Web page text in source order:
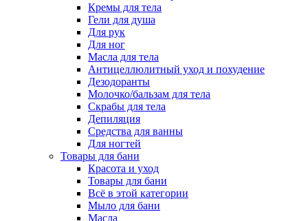
Кремы для тела
Гели для душа
Для рук
Для ног
Масла для тела
Антицеллюлитный уход и похудение
Дезодоранты
Молочко/бальзам для тела
Скрабы для тела
Депиляция
Средства для ванны
Для ногтей
Товары для бани
Красота и уход
Товары для бани
Всё в этой категории
Мыло для бани
Масла